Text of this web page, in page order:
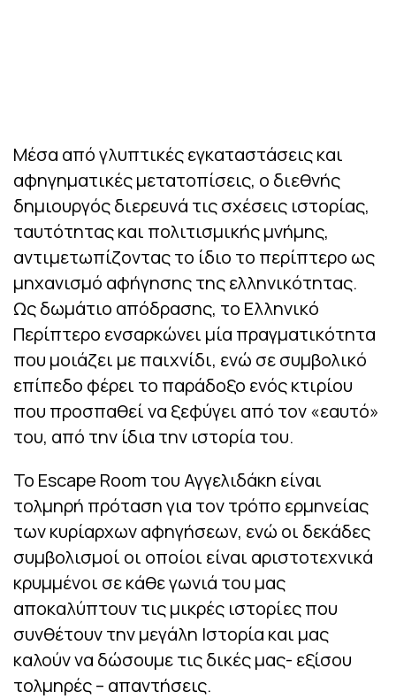
Μέσα από γλυπτικές εγκαταστάσεις και
αφηγηματικές μετατοπίσεις, ο διεθνής
δημιουργός διερευνά τις σχέσεις ιστορίας,
ταυτότητας και πολιτισμικής μνήμης,
αντιμετωπίζοντας το ίδιο το περίπτερο ως
μηχανισμό αφήγησης της ελληνικότητας.
Ως δωμάτιο απόδρασης, το Ελληνικό
Περίπτερο ενσαρκώνει μία πραγματικότητα
που μοιάζει με παιχνίδι, ενώ σε συμβολικό
επίπεδο φέρει το παράδοξο ενός κτιρίου
που προσπαθεί να ξεφύγει από τον «εαυτό»
του, από την ίδια την ιστορία του.
Το Escape Room του Αγγελιδάκη είναι
τολμηρή πρόταση για τον τρόπο ερμηνείας
των κυρίαρχων αφηγήσεων, ενώ οι δεκάδες
συμβολισμοί οι οποίοι είναι αριστοτεχνικά
κρυμμένοι σε κάθε γωνιά του μας
αποκαλύπτουν τις μικρές ιστορίες που
συνθέτουν την μεγάλη Ιστορία και μας
καλούν να δώσουμε τις δικές μας- εξίσου
τολμηρές – απαντήσεις.